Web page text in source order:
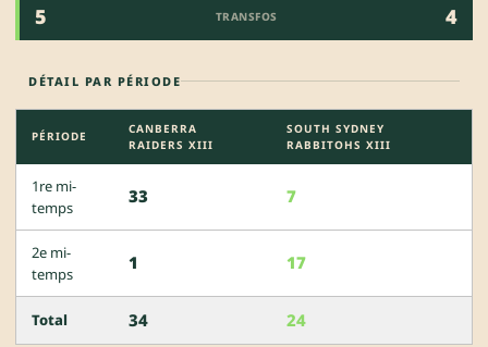
5
TRANSFOS 4
DÉTAIL PAR PÉRIODE
PÉRIODE
CANBERRA
RAIDERS XIII
SOUTH SYDNEY
RABBITOHS XIII
1re mi-
temps
33 7
2e mi-
temps
1 17
Total 34 24